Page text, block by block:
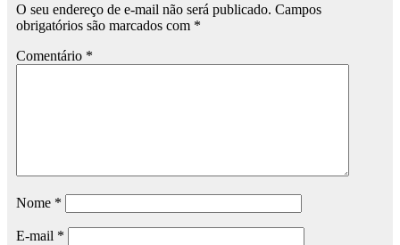
O seu endereço de e-mail não será publicado. Campos
obrigatórios são marcados com *
Comentário *
Nome *
E-mail *